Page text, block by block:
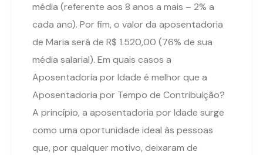
média (referente aos 8 anos a mais – 2% a
cada ano). Por fim, o valor da aposentadoria
de Maria será de R$ 1.520,00 (76% de sua
média salarial). Em quais casos a
Aposentadoria por Idade é melhor que a
Aposentadoria por Tempo de Contribuição?
A princípio, a aposentadoria por Idade surge
como uma oportunidade ideal às pessoas
que, por qualquer motivo, deixaram de